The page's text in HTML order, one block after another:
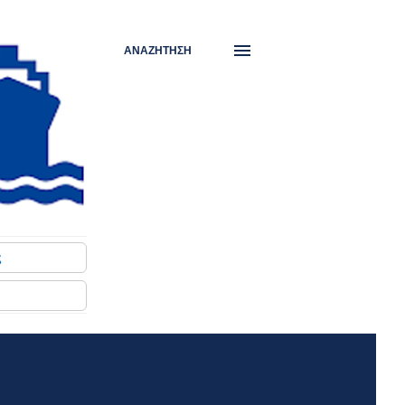
ΑΝΑΖΉΤΗΣΗ